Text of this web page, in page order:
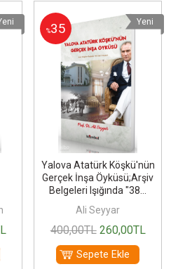
%35 Yeni
Yalova Atatürk Köşkü'nün
Gerçek İnşa Öyküsü;Arşiv
Belgeleri Işığında "38...
Ali Seyyar
400,00TL 260,00TL
Sepete Ekle